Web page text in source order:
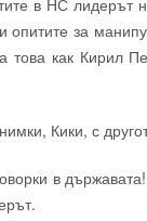
в НС
опитите за
това как Кирил
Кики, с
в